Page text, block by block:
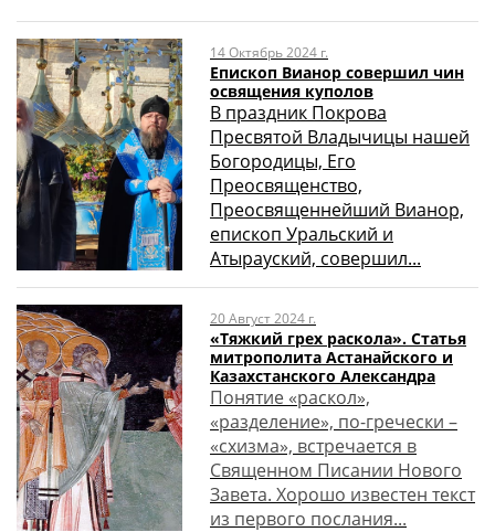
14 Октябрь 2024 г.
Епископ Вианор совершил чин
освящения куполов
В праздник Покрова
Пресвятой Владычицы нашей
Богородицы, Его
Преосвященство,
Преосвященнейший Вианор,
епископ Уральский и
Атырауский, совершил...
20 Август 2024 г.
«Тяжкий грех раскола». Статья
митрополита Астанайского и
Казахстанского Александра
Понятие «раскол»,
«разделение», по-гречески –
«схизма», встречается в
Священном Писании Нового
Завета. Хорошо известен текст
из первого послания...